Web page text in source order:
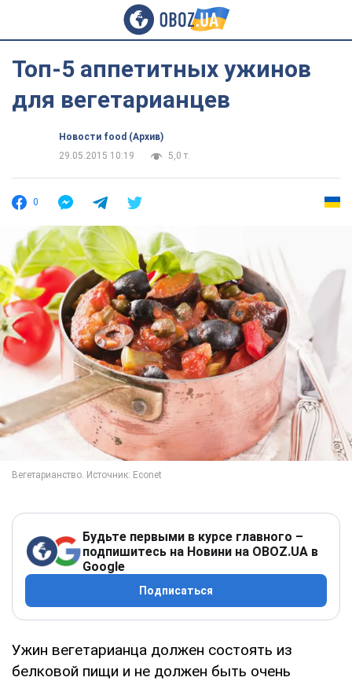
Топ-5 аппетитных ужинов
для вегетарианцев
Новости food (Архив)
29.05.2015 10:19
5,0 т.
0
Будьте первыми в курсе главного –
подпишитесь на Новини на OBOZ.UA в
Google
Подписаться
Ужин вегетарианца должен состоять из
белковой пищи и не должен быть очень